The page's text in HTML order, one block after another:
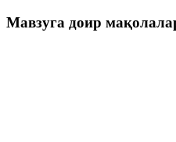
Мавзуга доир